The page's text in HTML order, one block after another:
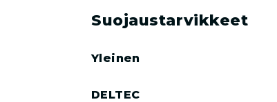
Suojaustarvikkeet
Yleinen
DELTEC